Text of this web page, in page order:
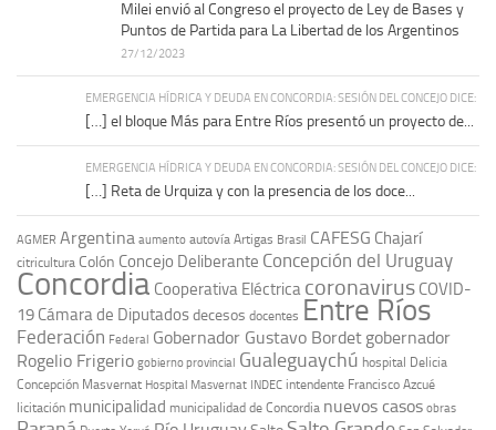
Milei envió al Congreso el proyecto de Ley de Bases y
Puntos de Partida para La Libertad de los Argentinos
27/12/2023
EMERGENCIA HÍDRICA Y DEUDA EN CONCORDIA: SESIÓN DEL CONCEJO DICE:
[…] el bloque Más para Entre Ríos presentó un proyecto de...
EMERGENCIA HÍDRICA Y DEUDA EN CONCORDIA: SESIÓN DEL CONCEJO DICE:
[…] Reta de Urquiza y con la presencia de los doce...
AGMER Argentina aumento autovía Artigas Brasil CAFESG Chajarí
citricultura Colón Concejo Deliberante Concepción del Uruguay
Concordia Cooperativa Eléctrica coronavirus COVID-
19 Cámara de Diputadosdecesos docentes Entre Ríos
Federación Federal Gobernador Gustavo Bordet gobernador
Rogelio Frigerio gobierno provincial Gualeguaychú hospital Delicia
Concepción Masvernat Hospital Masvernat INDEC intendente Francisco Azcué
licitación municipalidad municipalidad de Concordia nuevos casos obras